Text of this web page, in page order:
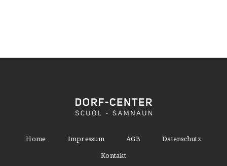
Home Impressum AGB Datenschutz
Kontakt